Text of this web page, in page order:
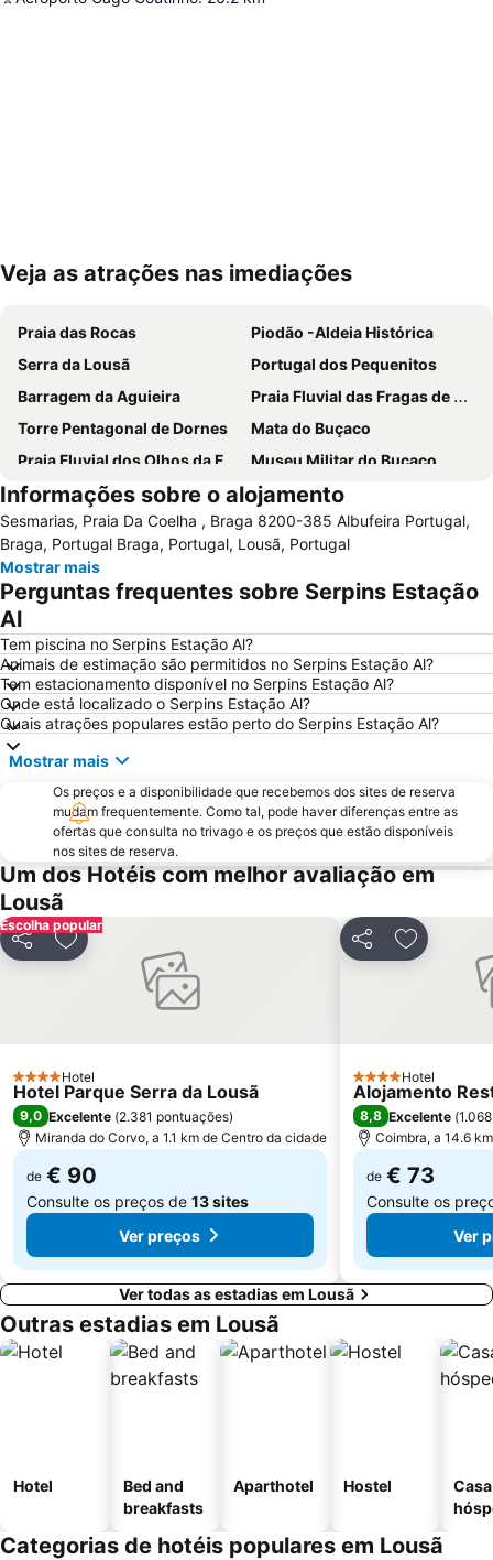
Ampliar mapa
Veja as atrações nas imediações
Praia das Rocas
Piodão -Aldeia Histórica
Serra da Lousã
Portugal dos Pequenitos
Barragem da Aguieira
Praia Fluvial das Fragas de S. Simão
Torre Pentagonal de Dornes
Mata do Buçaco
Praia Fluvial dos Olhos da Fervença
Museu Militar do Buçaco
Universidade de Coimbra
Praia Fluvial de Fernandaires
Serra do Caramulo
Baixa de Coimbra
Praia Fluvial Pego das Cancelas
Praia Fluvial da Peneda
Praia Fluvial do Mosteiro
Estádio Cidade de Coimbra
Praça da República
Estação de Comboios de Coimbra A
Ruínas de Conímbriga
Piscina de Celas
Praia Fluvial das Canaveias
Praia Fluvial Fragas de São Simão
Praia Fluvial do Reconquinho
Ecomuseu da Serra da Lousã
Vila de Avô
Praia Fluvial de Palheiros e Zorro
Complexo de Piscinas Rui Abreu
Fraga da Pena
Forno Medieval de Avelar
Arco romano da Bobadela
Pavilhão Gimnodesportivo de Serpins
Praia Fluvial Ribeira Grande
Quinta Vale do Pousado
Praia Fluvial do Troviscal
Eiras Retail Park
Quinta da Paiva
Obelisco da Batalha do Buçaco
Barragem do Cabril
Informações sobre o alojamento
Sesmarias, Praia Da Coelha , Braga 8200-385 Albufeira Portugal,
Braga, Portugal Braga, Portugal, Lousã, Portugal
Mostrar mais
Perguntas frequentes sobre Serpins Estação
Al
Tem piscina no Serpins Estação Al?
Animais de estimação são permitidos no Serpins Estação Al?
Tem estacionamento disponível no Serpins Estação Al?
Onde está localizado o Serpins Estação Al?
Quais atrações populares estão perto do Serpins Estação Al?
Mostrar mais
Os preços e a disponibilidade que recebemos dos sites de reserva
mudam frequentemente. Como tal, pode haver diferenças entre as
ofertas que consulta no trivago e os preços que estão disponíveis
nos sites de reserva.
Um dos Hotéis com melhor avaliação em
Lousã
Escolha popular
PartilharAdicionar aos favoritos
4 Estrelas
Hotel
Hotel Parque Serra da Lousã
9,0 Excelente (2.381 pontuações)
Miranda do Corvo, a 1.1 km de Centro da cidade
de € 90
Consulte os preços de 13 sites
Ver preços
PartilharAdicionar
4 Estrelas
Hotel
Alojamento
8,8 Excelente (
Coimbra, a 14.6
de € 73
Consulte os
Ver
Ver todas as estadias em Lousã
Outras estadias em Lousã
Hotel
Bed and
breakfasts
Aparthotel Hostel
Categorias de hotéis populares em Lousã